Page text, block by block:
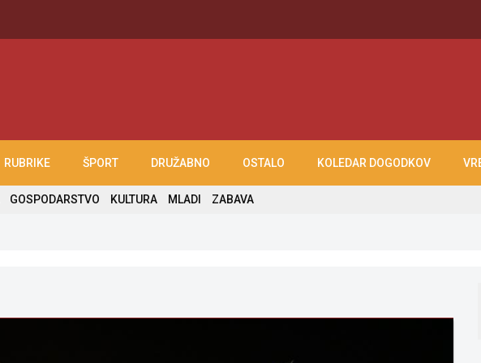
RUBRIKE ŠPORT DRUŽABNO OSTALO KOLEDAR DOGODKOV
GOSPODARSTVO KULTURA MLADI ZABAVA